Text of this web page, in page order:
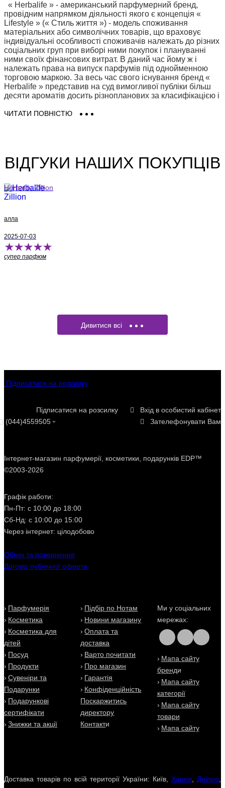
« Herbalife » - американський парфумерний бренд,
провідним напрямком діяльності якого є концепція «
Lifestyle » (« Стиль життя ») - модель споживання
матеріальних або символічних товарів, що враховує
індивідуальні особливості споживачів належать до різних
соціальних груп при виборі ними покупок і плануванні
ними своїх фінансових витрат. В даний час йому ж і
належать права на випуск парфумів під однойменною
торговою маркою. За весь час свого існування бренд «
Herbalife » представив на суд вимогливої ​​публіки більш
десяти ароматів досить різнопланових за класифікацією і
композицій.
Купити парфуми Herbalife (Гербалайf)Ви можете в
нашому інтернет магазині в Києві, Одесі та по всій
-Zillion. Тільки оригінальна парфумерія та косметика
Herbalife на Eau De Parfum (О Де Парфюм). Замовити
парфуми Гербалайf (Herbalife) в Києві легко і просто в 2
зручною!
ЧИТАТИ ПОВНІСТЮ
ВІДГУКИ НАШИХ ПОКУПЦІВ
Herbalife Zillion
алла
2025-07-03
супер парфюм
Дивитися всі
Підписатися на розсилку
Підписатися на розсилку
Вхід в особистий кабінет
Зателефонувати Вам
(044)4559505
Інтернет-магазин парфумерії, косметики, подарунків EDP™
©2003-2026
Графік работи:
Пн-Пт: с 10:00 до 18:00
Сб-Нд: с 10:00 до 15:00
Через інтернет: цілодобово
Обмін та повернення
Договір публічної оферти
Парфумерія
Косметика
Косметика для
дітей
Посуд
Продукти
Сувеніри та
Подарунки
Подарункові
сертифікати
Знижки та акції
Підбір по Нотам
Новини магазину
Оплата та
доставка
Варто почитати
Про магазин
Гарантія
Конфіденційність
Поскаржитись
директору
Контакти
Ми у соціальних
мережах:
Мапа сайту
бренди
Мапа сайту
категорії
Мапа сайту
товари
Мапа сайту
Доставка товарів по всій території України: Київ, Харків, Дніпро,